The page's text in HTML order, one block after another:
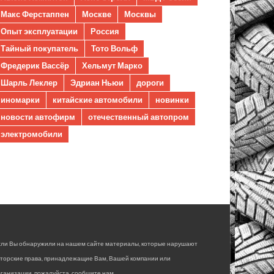
Макс Ферстаппен
Москве
Москвы
Опыт эксплуатации
Россия
Тайный покупатель
Тото Вольф
Фредерик Вассёр
Хельмут Марко
Шарль Леклер
Эдриан Ньюи
дороги
иномарки
китайские автомобили
новинки
новости автофирм
отечественный автопром
электромобили
Вы обнаружили на нашем сайте материалы, которые нарушают
права, принадлежащие Вам, Вашей компании или